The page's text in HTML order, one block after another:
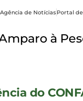
Agência de NotíciasPortal
à
do